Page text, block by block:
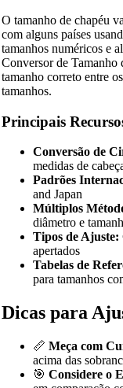
O tamanho de chapéu
com alguns países
tamanhos numéricos e
Conversor de Tamanho
tamanho correto entre
tamanhos.
Principais
Conversão de
medidas de
Padrões
and Japan
Múltiplos
diâmetro e
Tipos de Ajuste:
apertados
Tabelas de
para tamanhos
Dicas para
📏 Meça com
acima das
🎯 Considere o